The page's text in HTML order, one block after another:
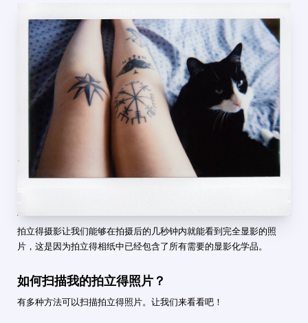
拍立得摄影让我们能够在拍摄后的几秒钟内就能看到完全显影的照
片，这是因为拍立得相纸中已经包含了所有需要的显影化学品。
如何扫描我的拍立得照片？
有多种方法可以扫描拍立得照片。让我们来看看吧！